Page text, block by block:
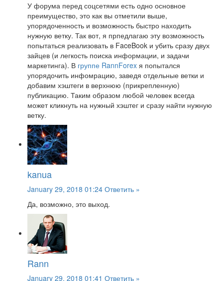
У форума перед соцсетями есть одно основное
преимущество, это как вы отметили выше,
упорядоченность и возможность быстро находить
нужную ветку. Так вот, я прпедлагаю эту возможность
попытаться реализовать в FaceBook и убить сразу двух
зайцев (и легкость поиска информации, и задачи
маркетинга). В группе RannForex я попытался
упорядочить инфомрацию, заведя отдельные ветки и
добавим хэштеги в верхнюю (прикрепленную)
публикацию. Таким образом любой человек всегда
может кликнуть на нужный хэштег и сразу найти нужную
ветку.
kanua
January 29, 2018 01:24 Ответить »
Да, возможно, это выход.
Rann
January 29, 2018 01:41 Ответить »